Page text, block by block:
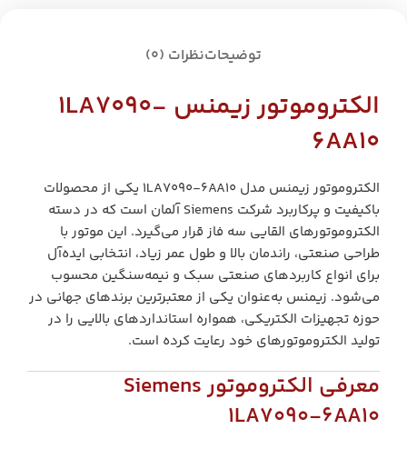
توضیحاتنظرات (0)
الکتروموتور زیمنس 1LA7090-
6AA10
الکتروموتور زیمنس مدل 1LA7090-6AA10 یکی از محصولات
باکیفیت و پرکاربرد شرکت Siemens آلمان است که در دسته
الکتروموتورهای القایی سه فاز قرار می‌گیرد. این موتور با
طراحی صنعتی، راندمان بالا و طول عمر زیاد، انتخابی ایده‌آل
برای انواع کاربردهای صنعتی سبک و نیمه‌سنگین محسوب
می‌شود. زیمنس به‌عنوان یکی از معتبرترین برندهای جهانی در
حوزه تجهیزات الکتریکی، همواره استانداردهای بالایی را در
تولید الکتروموتورهای خود رعایت کرده است.
معرفی الکتروموتور Siemens
1LA7090-6AA10